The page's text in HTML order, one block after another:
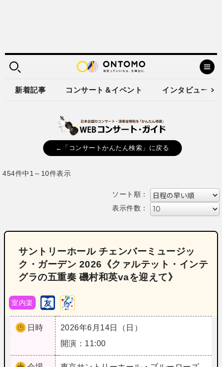
新着記事 コンサート＆イベント インタビュー
←「コンサートかんたん検索」に戻る
454件中1～10件表示
ソート順：
表示件数：
サントリーホール チェンバーミュージッ
ク・ガーデン 2026《クァルテット・インテ
グラの五重奏 磯村和英vaを迎えて》
室内楽
日時
2026年6月14日（日）
開演：11:00